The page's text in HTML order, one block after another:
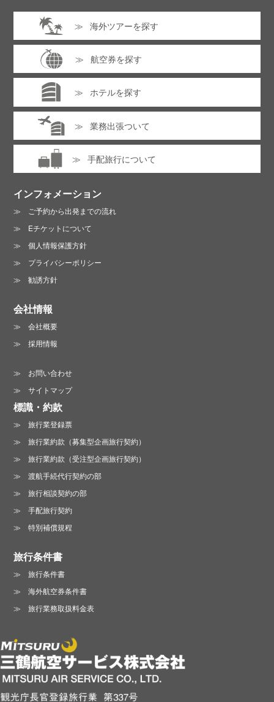
海外ツアーを探す
航空券を探す
ホテルを探す
業務出張ついて
手配旅行について
インフォメーション
ご予約から出発までの流れ
Eチケットについて
個人情報保護方針
プライバシーポリシー
勧誘方針
会社情報
会社概要
採用情報
お問い合わせ
サイトマップ
標識・約款
旅行業登録票
旅行業約款（募集型企画旅行契約）
旅行業約款（受注型企画旅行契約）
渡航手続代行契約の部
旅行相談契約の部
手配旅行契約
特別補償規程
旅行条件書
旅行条件書
海外航空券条件書
旅行業務取扱料金表